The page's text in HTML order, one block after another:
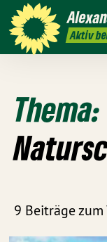
Aktiv
danach
Thema:
9 Beiträge zum